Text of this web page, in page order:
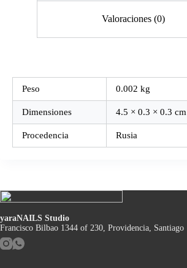
Valoraciones (0)
Peso 0.002 kg
Dimensiones 4.5 × 0.3 × 0.3 cm
Procedencia Rusia
yaraNAILS Studio
Francisco Bilbao 1344 of 230, Providencia, Santiago